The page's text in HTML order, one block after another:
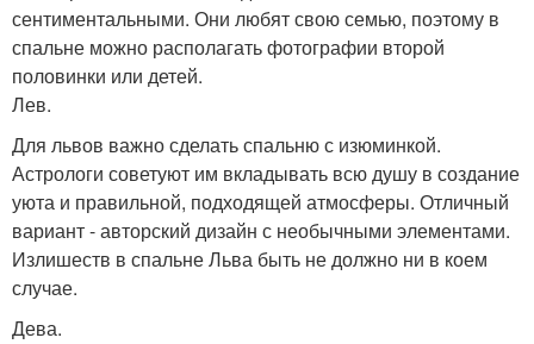
сентиментальными. Они любят свою семью, поэтому в
спальне можно располагать фотографии второй
половинки или детей.
Лев.
Для львов важно сделать спальню с изюминкой.
Астрологи советуют им вкладывать всю душу в создание
уюта и правильной, подходящей атмосферы. Отличный
вариант - авторский дизайн с необычными элементами.
Излишеств в спальне Льва быть не должно ни в коем
случае.
Дева.